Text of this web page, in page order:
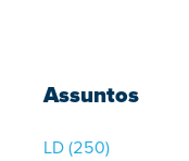
Assuntos
LD(250)